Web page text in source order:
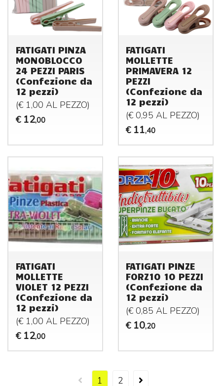
FATIGATI PINZA
MONOBLOCCO
24 PEZZI PARIS
(Confezione da
12 pezzi)
(€ 1,00 AL PEZZO)
€ 12,00
FATIGATI
MOLLETTE
PRIMAVERA 12
PEZZI
(Confezione da
12 pezzi)
(€ 0,95 AL PEZZO)
€ 11,40
FATIGATI
MOLLETTE
VIOLET 12 PEZZI
(Confezione da
12 pezzi)
(€ 1,00 AL PEZZO)
€ 12,00
FATIGATI PINZE
FORZ10 10 PEZZI
(Confezione da
12 pezzi)
(€ 0,85 AL PEZZO)
€ 10,20
1 2